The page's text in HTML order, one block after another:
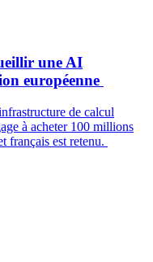
une AI
européenne
de calcul
à acheter 100 millions
français est retenu.